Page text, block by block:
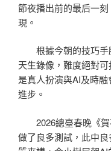
節夜播出前的最后一
現。
根據今朝的技巧手
天生錄像，難度絕對
是真人扮演與AI及時
進步。
2026總臺春晚《
做了良多測試，此中